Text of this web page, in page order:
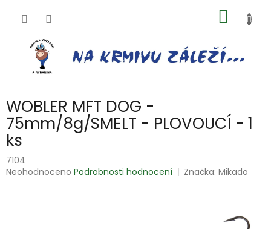
KOŠÍK
WOBLER MFT DOG -
75mm/8g/SMELT - PLOVOUCÍ - 1
ks
7104
Průměrné
Neohodnoceno Podrobnosti hodnocení Značka:Mikado